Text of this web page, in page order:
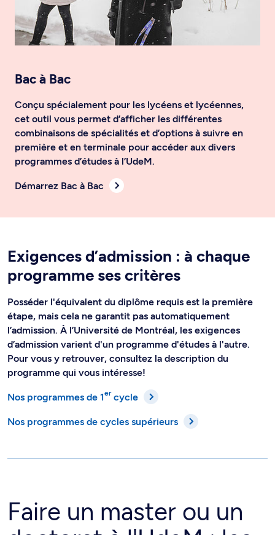
Bac à Bac
Conçu spécialement pour les lycéens et lycéennes,
cet outil vous permet d’afficher les différentes
combinaisons de spécialités et d’options à suivre en
première et en terminale pour accéder aux divers
programmes d’études à l’UdeM.
Démarrez Bac à Bac
Exigences d’admission : à chaque
programme ses critères
Posséder l'équivalent du diplôme requis est la première
étape, mais cela ne garantit pas automatiquement
l’admission. À l’Université de Montréal, les exigences
d’admission varient d'un programme d'études à l'autre.
Pour vous y retrouver, consultez la description du
programme qui vous intéresse!
Nos programmes de 1er cycle
Nos programmes de cycles supérieurs
Faire un master ou un